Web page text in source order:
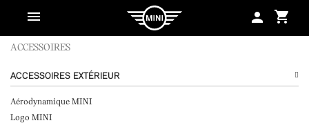
shopping_cart
person
ACCESSOIRES
ACCESSOIRES EXTÉRIEUR
Aérodynamique MINI
Logo MINI